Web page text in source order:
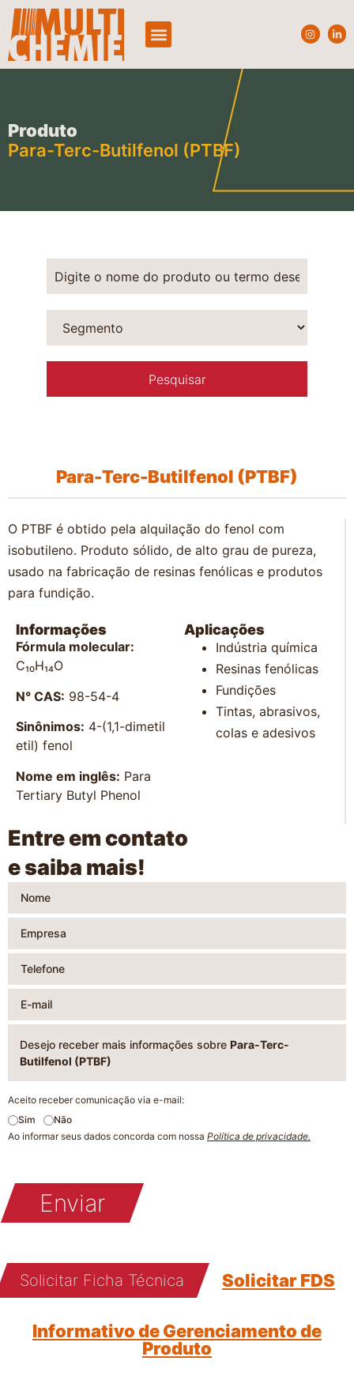
Produto
Para-Terc-Butilfenol (PTBF)
Para-Terc-Butilfenol (PTBF)
O PTBF é obtido pela alquilação do fenol com
isobutileno. Produto sólido, de alto grau de pureza,
usado na fabricação de resinas fenólicas e produtos
para fundição.
Informações
Fórmula molecular:
C₁₀H₁₄O
N° CAS: 98-54-4
Sinônimos: 4-(1,1-dimetil
etil) fenol
Nome em inglês: Para
Tertiary Butyl Phenol
Aplicações
Indústria química
Resinas fenólicas
Fundições
Tintas, abrasivos,
colas e adesivos
Entre em contato
e saiba mais!
Desejo receber mais informações sobre Para-Terc-
Butilfenol (PTBF)
Aceito receber comunicação via e-mail:
Sim
Não
Ao informar seus dados concorda com nossa Política de privacidade.
Enviar
Solicitar Ficha Técnica Solicitar FDS
Informativo de Gerenciamento de
Produto